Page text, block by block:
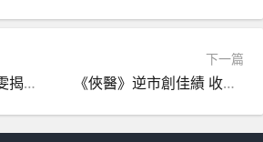
被劉佩玥真摑 張曦雯揭二人戲裏戲外兩個樣
下一篇
《俠醫》逆市創佳績 收視登頂 醫師陳豪成張曦雯理想伴侶